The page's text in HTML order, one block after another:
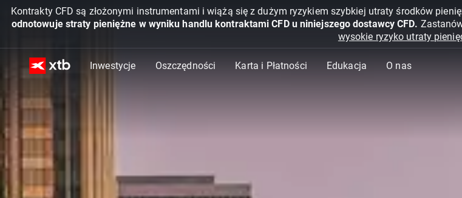
Kontrakty CFD są złożonymi instrumentami i wiążą się z dużym ryzykiem szybkiej utraty środków
odnotowuje straty pieniężne w wyniku handlu kontraktami CFD u niniejszego dostawcy CFD.
wysokie ryzyko utraty
Inwestycje Oszczędności Karta i Płatności Edukacja O nas